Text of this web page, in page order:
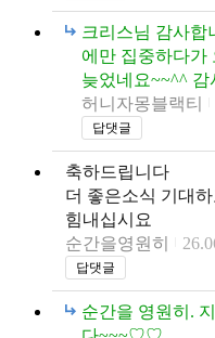
크리스님 감사합
에만 집중하다가
늦었네요~~^^
허니자몽블랙티
답댓글
축하드립니다
더 좋은소식 기대
힘내십시요
순간을영원히
답댓글
순간을 영원히.